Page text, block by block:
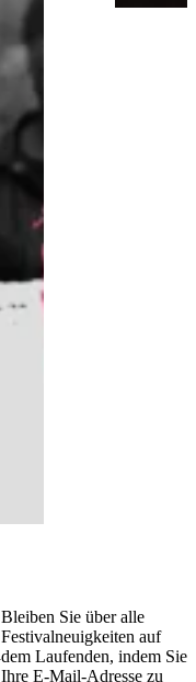
Bleiben Sie über alle
Festivalneuigkeiten auf
dem Laufenden, indem Sie
Ihre E-Mail-Adresse zu